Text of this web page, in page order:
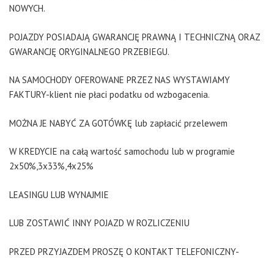
NOWYCH.
POJAZDY POSIADAJĄ GWARANCJĘ PRAWNĄ I TECHNICZNĄ ORAZ
GWARANCJĘ ORYGINALNEGO PRZEBIEGU.
NA SAMOCHODY OFEROWANE PRZEZ NAS WYSTAWIAMY
FAKTURY-klient nie płaci podatku od wzbogacenia.
MOŻNA JE NABYĆ ZA GOTÓWKĘ lub zapłacić przelewem
W KREDYCIE na całą wartość samochodu lub w programie
2x50%,3x33%,4x25%
LEASINGU LUB WYNAJMIE
LUB ZOSTAWIĆ INNY POJAZD W ROZLICZENIU
PRZED PRZYJAZDEM PROSZĘ O KONTAKT TELEFONICZNY-